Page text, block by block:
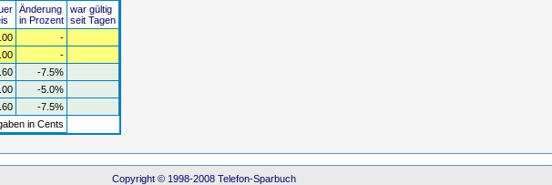
Änderung
in Prozent
war gültig
seit Tagen
-
-
-7.5%
-5.0%
-7.5%
in Cents
Copyright © 1998-2008 Telefon-Sparbuch